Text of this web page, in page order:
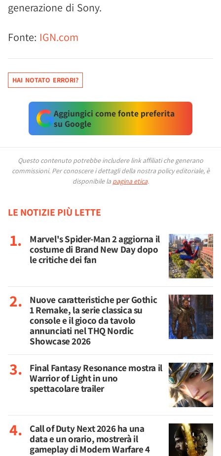
generazione di Sony.
Fonte: IGN.com
HAI NOTATO ERRORI?
Aggiungici come fonte preferita
su Google
Questo contenuto potrebbe includere link affiliati che generano
commissioni. Per conoscere i dettagli della nostra policy editoriale, è
disponibile la pagina etica.
LE NOTIZIE PIÙ LETTE
Marvel's Spider-Man 2 aggiorna il
costume di Brand New Day dopo
le critiche dei fan
Nuove caratteristiche per Gothic
1 Remake, la serie classica su
console e il gioco da tavolo
annunciati nel THQ Nordic
Showcase 2026
Final Fantasy Resonance mostra il
Warrior of Light in uno
spettacolare trailer
Call of Duty Next 2026 ha una
data e un orario, mostrerà il
gameplay di Modern Warfare 4